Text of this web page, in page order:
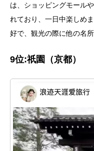
は、ショッピングモール
れており、一日中楽しめ
好で、観光の際に他の名
9位:祇園（京都）